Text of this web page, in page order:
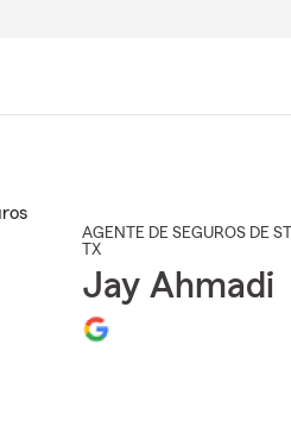
AGENTE DE SEGUROS DE
TX
Jay Ahmadi